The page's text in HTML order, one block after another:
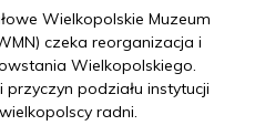
Wielkopolskie Muzeum
czeka reorganizacja i
Wielkopolskiego.
podziału instytucji
radni.